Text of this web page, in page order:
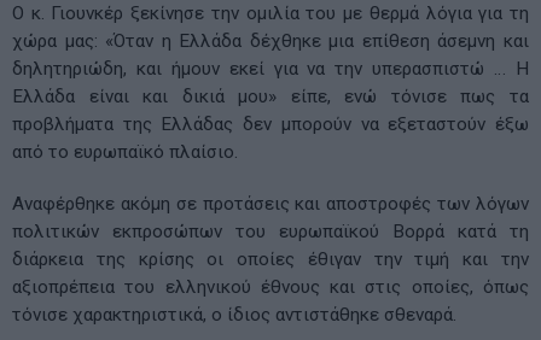
Ο κ. Γιουνκέρ ξεκίνησε την ομιλία του με θερμά λόγια για τη
χώρα μας: «Όταν η Ελλάδα δέχθηκε μια επίθεση άσεμνη και
δηλητηριώδη, και ήμουν εκεί για να την υπερασπιστώ … Η
Ελλάδα είναι και δικιά μου» είπε, ενώ τόνισε πως τα
προβλήματα της Ελλάδας δεν μπορούν να εξεταστούν έξω
από το ευρωπαϊκό πλαίσιο.
Αναφέρθηκε ακόμη σε προτάσεις και αποστροφές των λόγων
πολιτικών εκπροσώπων του ευρωπαϊκού Βορρά κατά τη
διάρκεια της κρίσης οι οποίες έθιγαν την τιμή και την
αξιοπρέπεια του ελληνικού έθνους και στις οποίες, όπως
τόνισε χαρακτηριστικά, ο ίδιος αντιστάθηκε σθεναρά.